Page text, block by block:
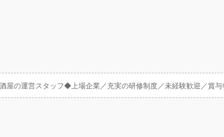
屋の運営スタッフ◆上場企業／充実の研修制度／未経験歓迎／賞